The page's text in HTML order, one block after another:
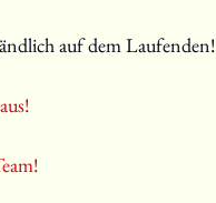
auf dem Laufenden!